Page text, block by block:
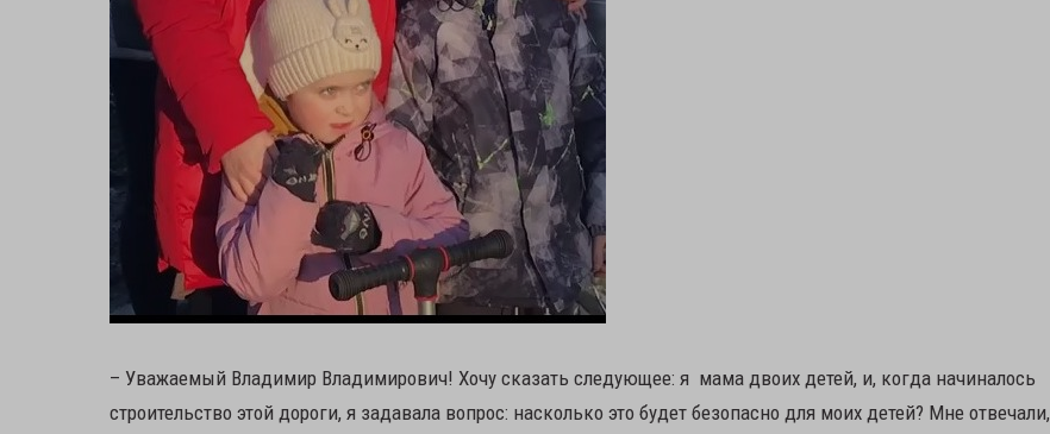
– Уважаемый Владимир Владимирович! Хочу сказать следующее: я мама двоих детей, и, когда начиналось
строительство этой дороги, я задавала вопрос: насколько это будет безопасно для моих детей? Мне отвечали,